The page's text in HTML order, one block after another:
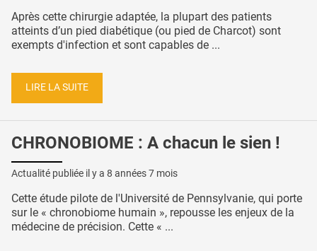
Après cette chirurgie adaptée, la plupart des patients
atteints d’un pied diabétique (ou pied de Charcot) sont
exempts d'infection et sont capables de ...
LIRE LA SUITE
CHRONOBIOME : A chacun le sien !
Actualité publiée il y a 8 années 7 mois
Cette étude pilote de l'Université de Pennsylvanie, qui porte
sur le « chronobiome humain », repousse les enjeux de la
médecine de précision. Cette « ...